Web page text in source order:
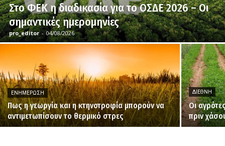
Στο ΦΕΚ η διαδικασία για το ΟΣΔΕ 2026 – Οι
σημαντικές ημερομηνίες
pro_editor - 04/08/2026
ΕΝΗΜΈΡΩΣΗ
Πως η γεωργία και η κτηνοτροφία μπορούν να
αντιμετωπίσουν το θερμικό στρες
ΔΙΕΘΝΉ
Οι
πριν